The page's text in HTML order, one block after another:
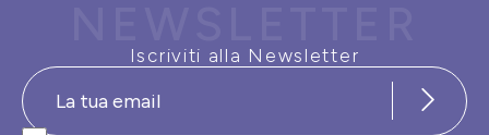
Iscriviti alla Newsletter